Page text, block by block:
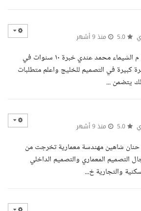
منذ 9 أشهر
السلام عليكم ا/ عبدالله انا م الشيماء محمد عندي خبرة ١٠ سنوات في
كبيرة في التصميم للخليج واعلم متطلبات
يتضمن ...
منذ 9 أشهر
حنان شاهين مهندسة معمارية تخرجت من
المعماري والتصميم الداخلي
والتجارية خ...